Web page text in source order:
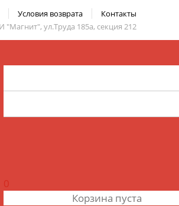
Условия возврата
Контакты
"Магнит", ул.Труда 185а, секция 212
0
Корзина пуста